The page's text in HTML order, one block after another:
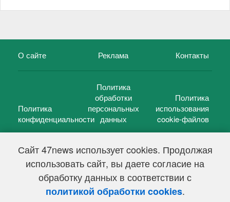
Сайт 47news использует cookies. Продолжая
использовать сайт, вы даете согласие на
обработку данных в соответствии с
политикой обработки cookies.
О сайте Реклама Контакты
Политика
конфиденциальности
Политика
обработки
персональных
данных
Политика
использования
cookie-файлов
47 новостей (47 news)2005 — 2026 г.
Свидетельство о регистрации СМИ Эл № ФС 77-39848, выдано
Федеральной службой по надзору в сфере связи,
информационных технологий и массовых коммуникаций